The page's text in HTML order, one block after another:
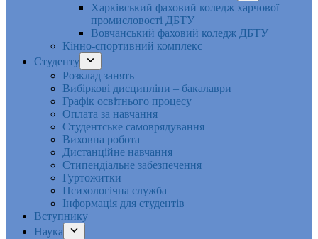
Харківський фаховий коледж харчової
промисловості ДБТУ
Вовчанський фаховий коледж ДБТУ
Кінно-спортивний комплекс
Студенту
Розклад занять
Вибіркові дисципліни – бакалаври
Графік освітнього процесу
Оплата за навчання
Студентське самоврядування
Виховна робота
Дистанційне навчання
Стипендіальне забезпечення
Гуртожитки
Психологічна служба
Інформація для студентів
Вступнику
Наука